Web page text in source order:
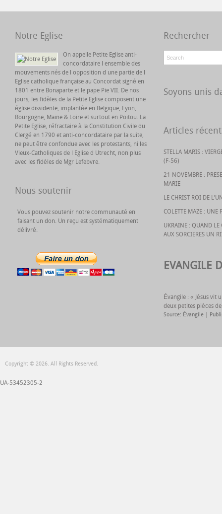
Notre Eglise
On appelle Petite Eglise anti-
concordataire l ensemble des
mouvements nés de l opposition d une partie de l
Eglise catholique française au Concordat signé en
1801 entre Bonaparte et le pape Pie VII. De nos
jours, les fidèles de la Petite Eglise composent une
église dissidente, implantée en Belgique, Lyon,
Bourgogne, Maine & Loire et surtout en Poitou. La
Petite Eglise, réfractaire à la Constitution Civile du
Clergé en 1790 et anti-concordataire par la suite,
ne peut être confondue avec les protestants, ni les
Vieux-Catholiques de l Eglise d Utrecht, non plus
avec les fidèles de Mgr Lefebvre.
Nous soutenir
Vous pouvez soutenir notre communauté en
faisant un don. Un reçu est systématiquement
délivré.
Rechercher
Soyons unis
Articles
STELLA MARIS :
(F-56)
21 NOVEMBRE :
MARIE
LE CHRIST ROI DE
COLETTE MAZE :
UKRAINE : QUAND LE
AUX SORCIERES UN
EVANGILE
Évangile : « Jésus vit
deux petites pièces
Source: Évangile
Copyright © 2026. All Rights Reserved.
UA-53452305-2